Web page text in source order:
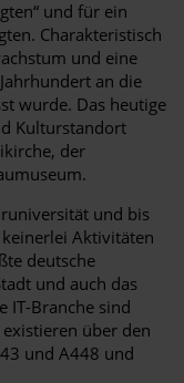
und für ein
Charakteristisch
und eine
an die
wurde. Das heutige
Kulturstandort
der
und bis
Aktivitäten
deutsche
und auch das
IT-Branche sind
über den
und A448 und